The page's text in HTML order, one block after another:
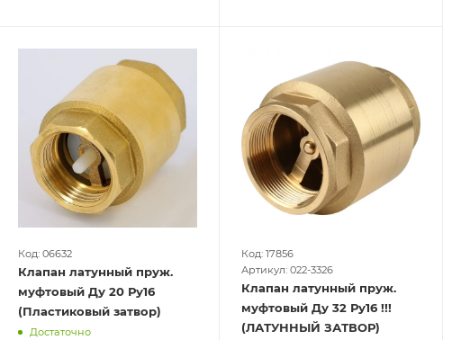
Код: 06632
Клапан латунный пруж.
муфтовый Ду 20 Ру16
(Пластиковый затвор)
Достаточно
Код: 17856
Артикул: 022-3326
Клапан латунный пруж.
муфтовый Ду 32 Ру16 !!!
(ЛАТУННЫЙ ЗАТВОР)